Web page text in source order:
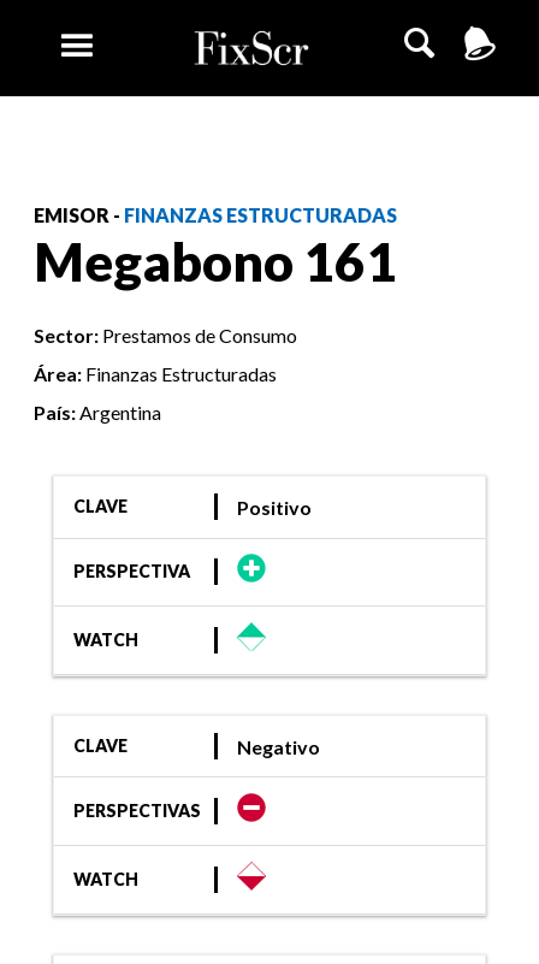
EMISOR - FINANZAS ESTRUCTURADAS
Megabono 161
Sector: Prestamos de Consumo
Área: Finanzas Estructuradas
País:Argentina
CLAVE Positivo
PERSPECTIVA
WATCH
CLAVE Negativo
PERSPECTIVAS
WATCH